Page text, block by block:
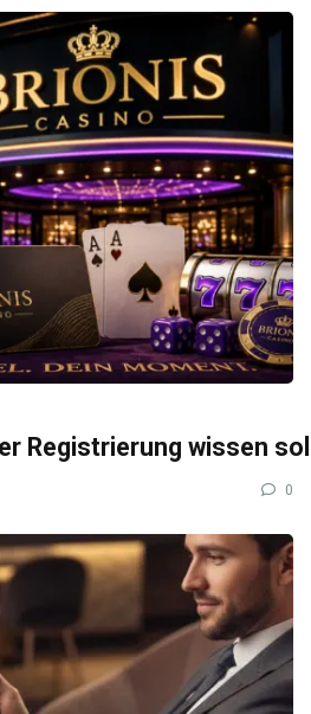
Registrierung wissen
0